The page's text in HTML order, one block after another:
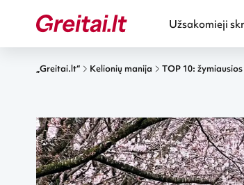
Užsakomieji
„Greitai.lt“ Kelionių manija TOP 10: